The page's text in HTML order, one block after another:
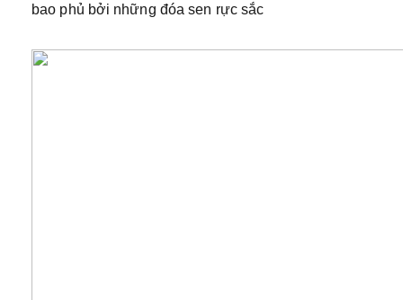
bao phủ bởi những đóa sen rực sắc